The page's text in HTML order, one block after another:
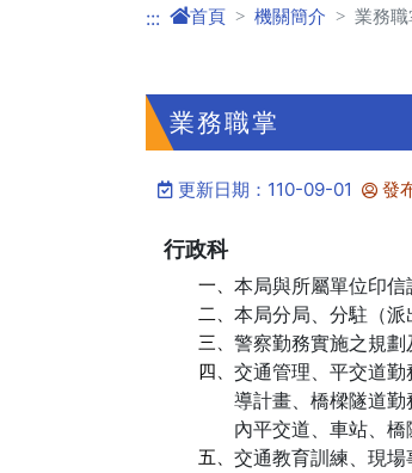
::: 首頁 機關簡介 業務
業務職掌
更新日期：110-09-01 發
行政科
一、 本局與所屬單位印信
二、 本局分局、分駐（派
三、 警察勤務實施之規
四、 交通管理、平交道
導計畫、橋樑隧道
內平交道、車站、
五、 交通教育訓練、現場